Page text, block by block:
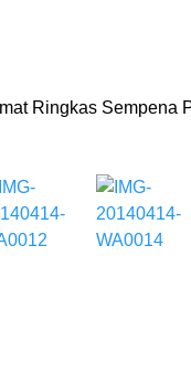
Ringkas Sempena